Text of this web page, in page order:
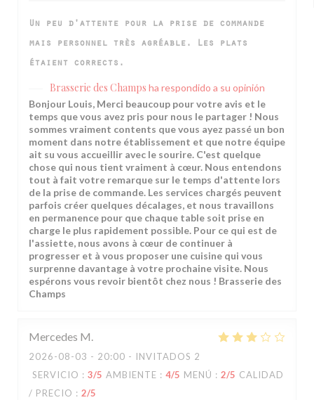
Un peu d'attente pour la prise de commande
mais personnel très agréable. Les plats
étaient corrects.
Brasserie des Champs ha respondido a su opinión
Bonjour Louis, Merci beaucoup pour votre avis et le
temps que vous avez pris pour nous le partager ! Nous
sommes vraiment contents que vous ayez passé un bon
moment dans notre établissement et que notre équipe
ait su vous accueillir avec le sourire. C'est quelque
chose qui nous tient vraiment à cœur. Nous entendons
tout à fait votre remarque sur le temps d'attente lors
de la prise de commande. Les services chargés peuvent
parfois créer quelques décalages, et nous travaillons
en permanence pour que chaque table soit prise en
charge le plus rapidement possible. Pour ce qui est de
l'assiette, nous avons à cœur de continuer à
progresser et à vous proposer une cuisine qui vous
surprenne davantage à votre prochaine visite. Nous
espérons vous revoir bientôt chez nous ! Brasserie des
Champs
Mercedes M
2026-08-03 - 20:00 - INVITADOS 2
SERVICIO : 3/5 AMBIENTE : 4/5 MENÚ : 2/5 CALIDAD
/ PRECIO : 2/5